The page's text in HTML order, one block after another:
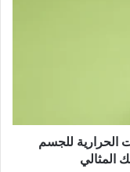
الحرارية للجسم
المثالي